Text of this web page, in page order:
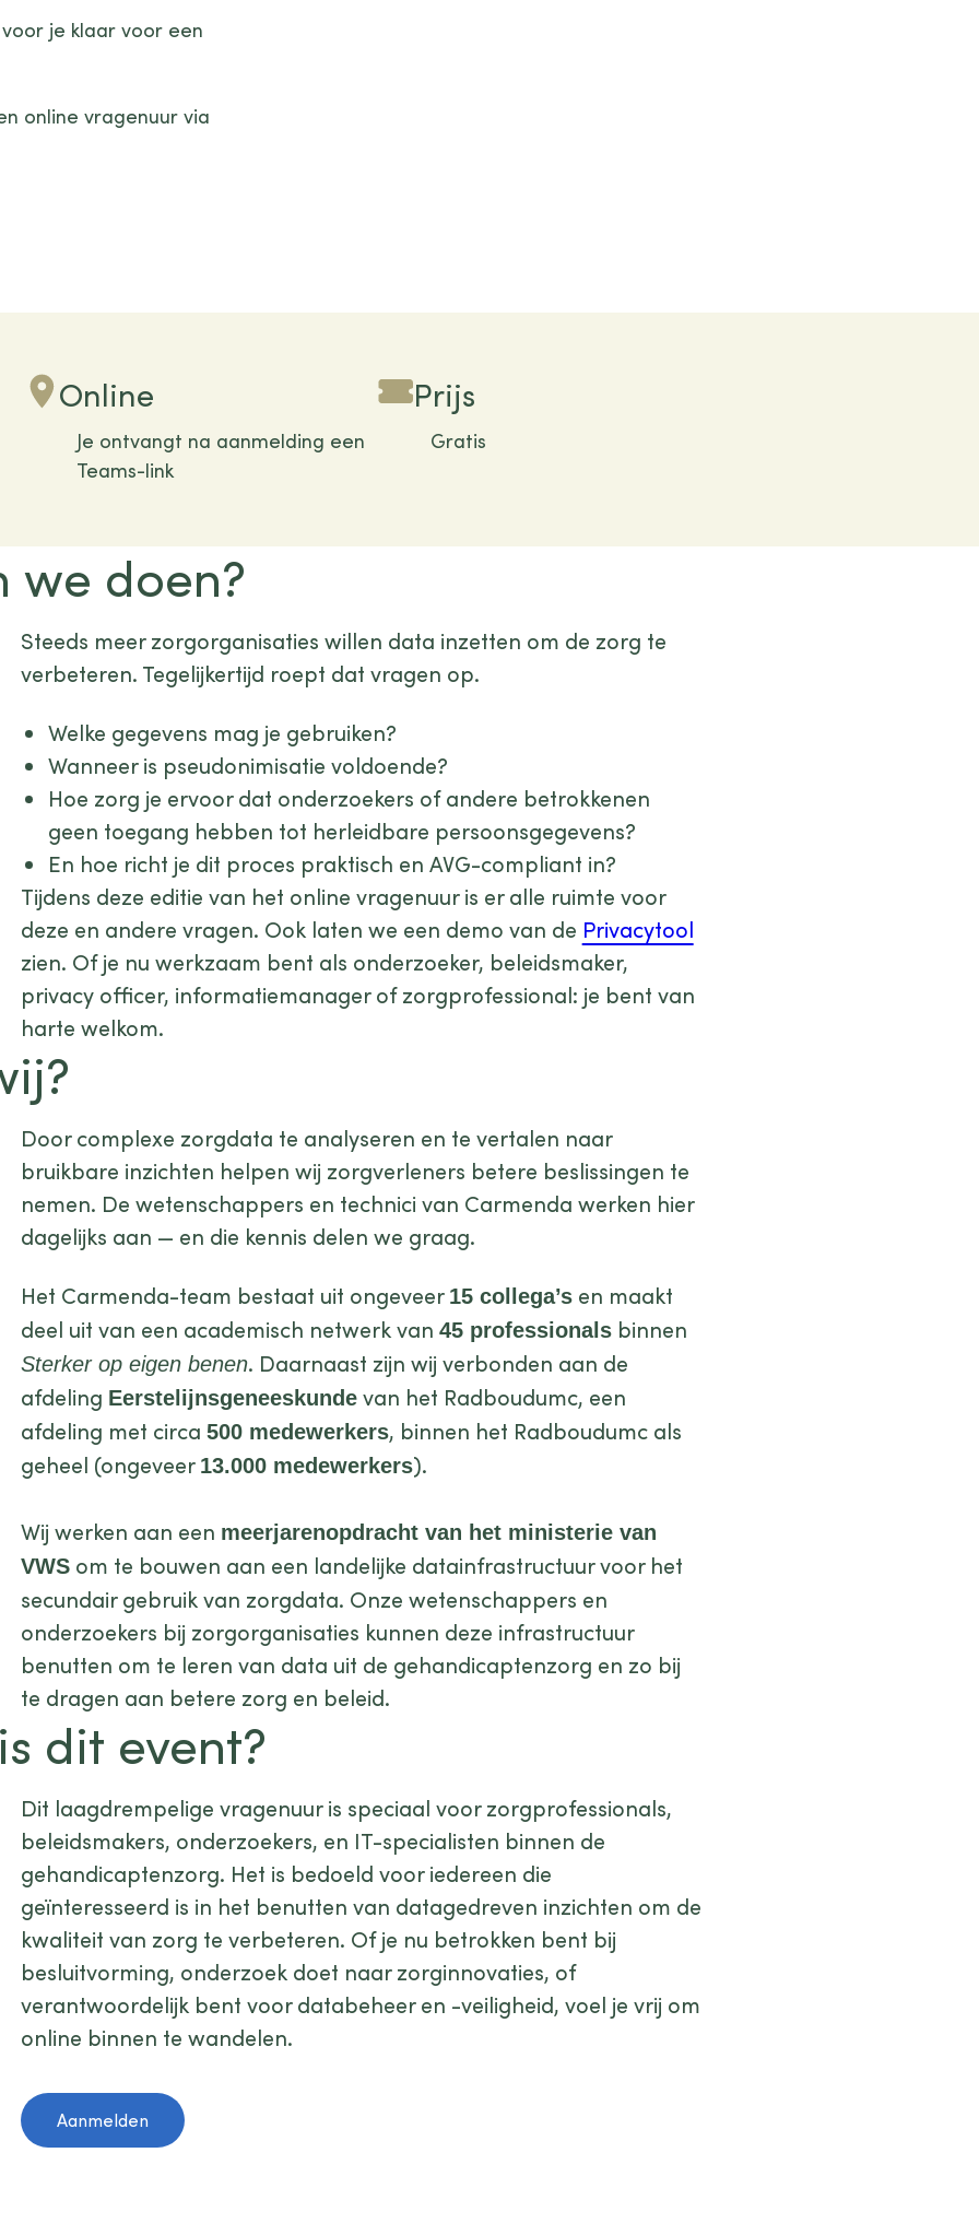
je klaar voor een
online vragenuur via
Online
Je ontvangt na aanmelding een
Teams-link
Prijs
Gratis
we doen?
Steeds meer zorgorganisaties willen data inzetten om de zorg te
verbeteren. Tegelijkertijd roept dat vragen op.
Welke gegevens mag je gebruiken?
Wanneer is pseudonimisatie voldoende?
Hoe zorg je ervoor dat onderzoekers of andere betrokkenen
geen toegang hebben tot herleidbare persoonsgegevens?
En hoe richt je dit proces praktisch en AVG-compliant in?
Tijdens deze editie van het online vragenuur is er alle ruimte voor
deze en andere vragen. Ook laten we een demo van de Privacytool
zien. Of je nu werkzaam bent als onderzoeker, beleidsmaker,
privacy officer, informatiemanager of zorgprofessional: je bent van
harte welkom.
Door complexe zorgdata te analyseren en te vertalen naar
bruikbare inzichten helpen wij zorgverleners betere beslissingen te
nemen. De wetenschappers en technici van Carmenda werken hier
dagelijks aan — en die kennis delen we graag.
Het Carmenda-team bestaat uit ongeveer 15 collega’sen maakt
deel uit van een academisch netwerk van 45 professionalsbinnen
Sterker op eigen benen. Daarnaast zijn wij verbonden aan de
afdeling Eerstelijnsgeneeskundevan het Radboudumc, een
afdeling met circa 500 medewerkers, binnen het Radboudumc als
geheel (ongeveer 13.000 medewerkers).
Wij werken aan een meerjarenopdracht van het ministerie van
VWSom te bouwen aan een landelijke datainfrastructuur voor het
secundair gebruik van zorgdata. Onze wetenschappers en
onderzoekers bij zorgorganisaties kunnen deze infrastructuur
benutten om te leren van data uit de gehandicaptenzorg en zo bij
te dragen aan betere zorg en beleid.
dit event?
Dit laagdrempelige vragenuur is speciaal voor zorgprofessionals,
beleidsmakers, onderzoekers, en IT-specialisten binnen de
gehandicaptenzorg. Het is bedoeld voor iedereen die
geïnteresseerd is in het benutten van datagedreven inzichten om de
kwaliteit van zorg te verbeteren. Of je nu betrokken bent bij
besluitvorming, onderzoek doet naar zorginnovaties, of
verantwoordelijk bent voor databeheer en -veiligheid, voel je vrij om
online binnen te wandelen.
Aanmelden